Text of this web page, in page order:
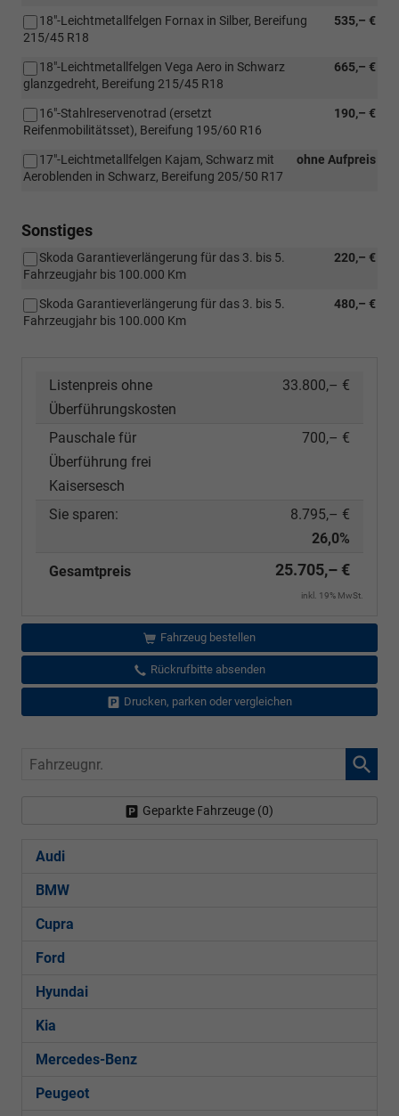
535,– €
18"-Leichtmetallfelgen Fornax in Silber, Bereifung
215/45 R18
665,– €
18"-Leichtmetallfelgen Vega Aero in Schwarz
glanzgedreht, Bereifung 215/45 R18
190,– €
16"-Stahlreservenotrad (ersetzt
Reifenmobilitätsset), Bereifung 195/60 R16
ohne Aufpreis
17"-Leichtmetallfelgen Kajam, Schwarz mit
Aeroblenden in Schwarz, Bereifung 205/50 R17
Sonstiges
220,– €
Skoda Garantieverlängerung für das 3. bis 5.
Fahrzeugjahr bis 100.000 Km
480,– €
Skoda Garantieverlängerung für das 3. bis 5.
Fahrzeugjahr bis 100.000 Km
Listenpreis ohne
Überführungskosten
33.800,– €
Pauschale für
Überführung frei
Kaisersesch
700,– €
Sie sparen:
8.795,– €
26,0%
Gesamtpreis
25.705,– €
inkl. 19% MwSt.
Fahrzeug bestellen
Rückrufbitte absenden
Drucken, parken oder vergleichen
Fahrzeugnr.
Geparkte Fahrzeuge (0)
Audi
BMW
Cupra
Ford
Hyundai
Kia
Mercedes-Benz
Peugeot